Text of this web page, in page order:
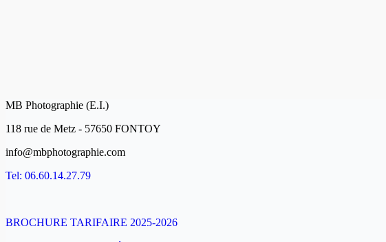
MB Photographie (E.I.)
118 rue de Metz - 57650 FONTOY
info@mbphotographie.com
Tel: 06.60.14.27.79
BROCHURE TARIFAIRE 2025-2026